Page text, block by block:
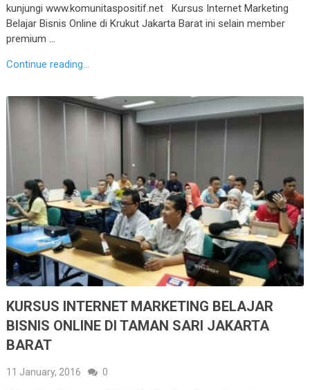
kunjungi www.komunitaspositif.net Kursus Internet Marketing
Belajar Bisnis Online di Krukut Jakarta Barat ini selain member
premium …
Continue reading...
KURSUS INTERNET MARKETING BELAJAR
BISNIS ONLINE DI TAMAN SARI JAKARTA
BARAT
11 January, 2016 0